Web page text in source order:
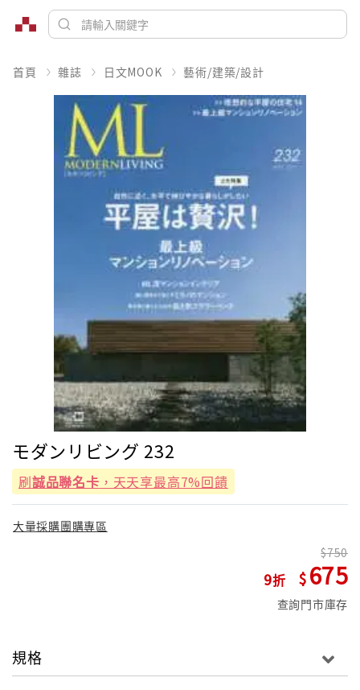
首頁 雜誌 日文MOOK 藝術/建築/設計
モダンリビング 232
刷誠品聯名卡 ，天天享最高7%回饋
大量採購團購專區
9
750
675
查詢門市庫存
規格